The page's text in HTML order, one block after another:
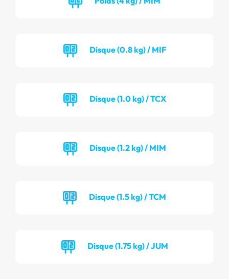
Disque (0.8 kg) / MIF
Disque (1.0 kg) / TCX
Disque (1.2 kg) / MIM
Disque (1.5 kg) / TCM
Disque (1.75 kg) / JUM